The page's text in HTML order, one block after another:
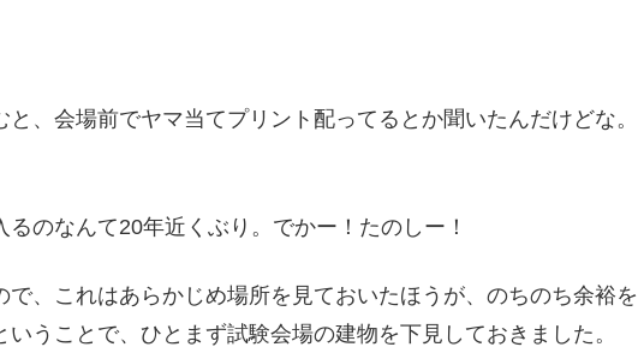
、会場前でヤマ当てプリント配ってるとか聞いたんだけどな。
のなんて20年近くぶり。でかー！たのしー！
で、これはあらかじめ場所を見ておいたほうが、のちのち余裕を
うことで、ひとまず試験会場の建物を下見しておきました。